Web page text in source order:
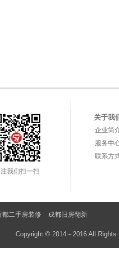
我们扫一扫
关于我
企业简
服务中
联系方
都二手房装修 成都旧房翻新
Copyright © 2014～2016 All